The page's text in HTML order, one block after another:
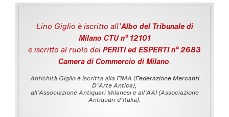
Lino Giglio è iscritto all'Albo del Tribunale di
Milano CTU n° 12101
e iscritto al ruolo dei PERITI ed ESPERTI n° 2683
Camera di Commercio di Milano.
Antichità Giglio è iscritta alla FIMA (Federazione Mercanti
D'Arte Antica),
all’Associazione Antiquari Milanesi e all’AAI (Associazione
Antiquari d’Italia).